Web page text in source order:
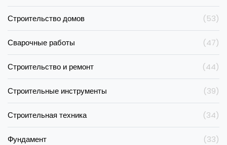
Строительство домов (53)
Сварочные работы (47)
Строительство и ремонт (44)
Строительные инструменты (39)
Строительная техника (34)
Фундамент (33)